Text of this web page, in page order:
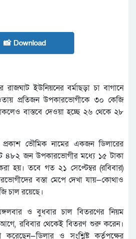
📸 Download
রাজঘাট ইউনিয়নের বর্মাছড়া চা বাগানে
প্রতিজন উপকারভোগীকে ৩০ কেজি
বাস্তবে দেওয়া হচ্ছে ২৬ থেকে ২৮
প্রকাশ ভৌমিক নামের একজন ডিলারের
৪৮২ জন উপকারভোগীর মধ্যে ১৫ টাকা
হয়। তবে গত ২১ সেপ্টেম্বর (রবিবার)
বস্তা মেপে দেখা যায়—কোথাও
চাল রয়েছে।
ও বুধবার চাল বিতরণের নিয়ম
রবিবার থেকেই বিতরণ শুরু করেন।
ও সংশ্লিষ্ট কর্তৃপক্ষের